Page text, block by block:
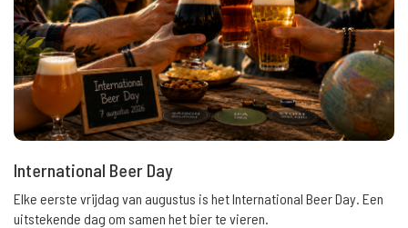
International Beer Day
Elke eerste vrijdag van augustus is het International Beer Day. Een
uitstekende dag om samen het bier te vieren.